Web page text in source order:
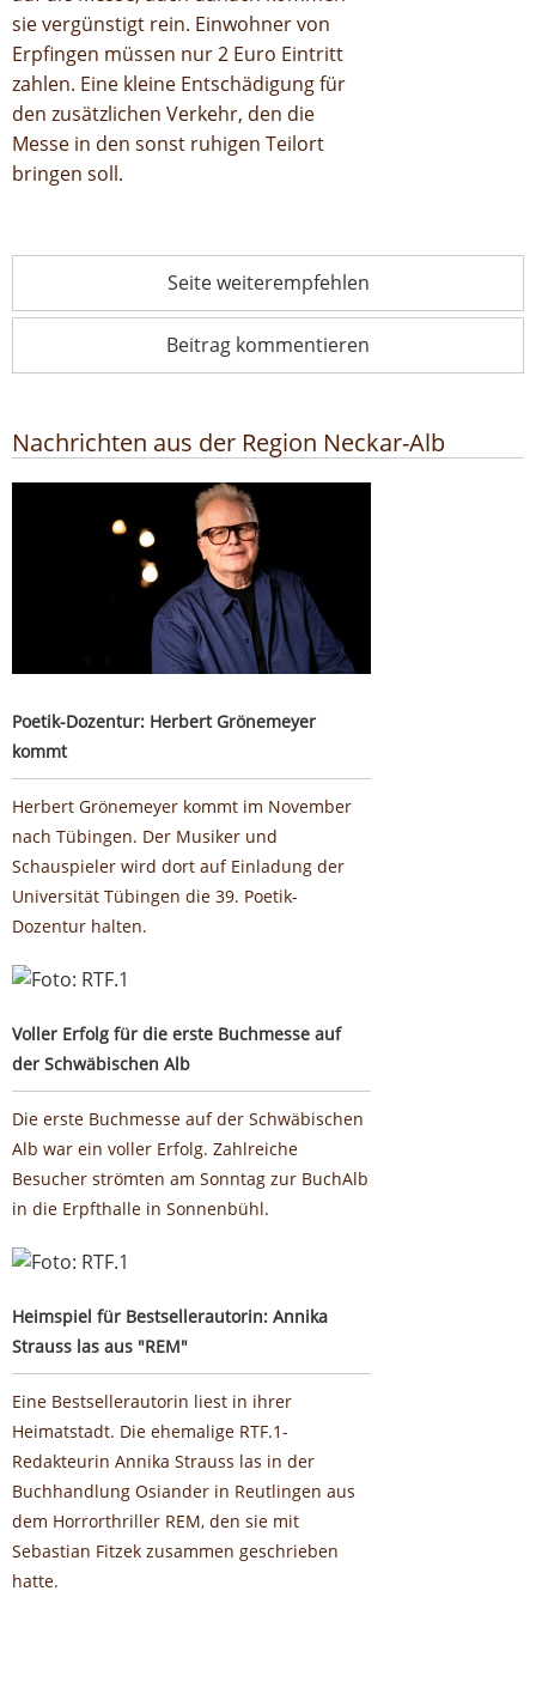
sie vergünstigt rein. Einwohner von
Erpfingen müssen nur 2 Euro Eintritt
zahlen. Eine kleine Entschädigung für
den zusätzlichen Verkehr, den die
Messe in den sonst ruhigen Teilort
bringen soll.
Seite weiterempfehlen
Beitrag kommentieren
Nachrichten aus der Region Neckar-Alb
Poetik-Dozentur: Herbert Grönemeyer kommt
Poetik-Dozentur: Herbert Grönemeyer
kommt
Herbert Grönemeyer kommt im November
nach Tübingen. Der Musiker und
Schauspieler wird dort auf Einladung der
Universität Tübingen die 39. Poetik-
Dozentur halten.
Voller Erfolg für die erste Buchmesse auf der
Voller Erfolg für die erste Buchmesse auf
der Schwäbischen Alb
Die erste Buchmesse auf der Schwäbischen
Alb war ein voller Erfolg. Zahlreiche
Besucher strömten am Sonntag zur BuchAlb
in die Erpfthalle in Sonnenbühl.
Heimspiel für Bestsellerautorin: Annika Strauss las aus
Heimspiel für Bestsellerautorin: Annika
Strauss las aus "REM"
Eine Bestsellerautorin liest in ihrer
Heimatstadt. Die ehemalige RTF.1-
Redakteurin Annika Strauss las in der
Buchhandlung Osiander in Reutlingen aus
dem Horrorthriller REM, den sie mit
Sebastian Fitzek zusammen geschrieben
hatte.